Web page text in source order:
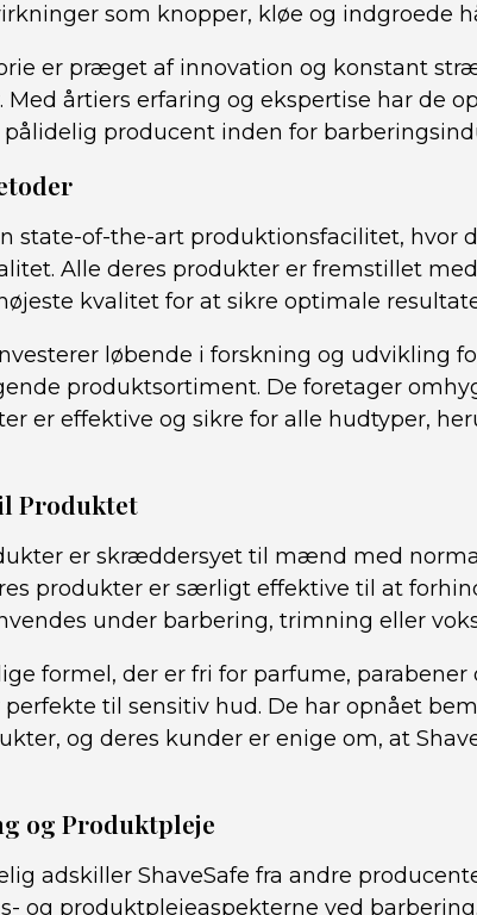
som knopper, kløe og indgroede
er præget af innovation og konstant
Med årtiers erfaring og ekspertise har de
producent inden for
state-of-the-art produktionsfacilitet,
Alle deres produkter er fremstillet
kvalitet for at sikre optimale
løbende i forskning og udvikling
produktsortiment. De foretager
er effektive og sikre for alle hudtyper,
Produktet
er skræddersyet til mænd med
produkter er særligt effektive til at
under barbering, trimning eller
formel, der er fri for parfume, parabener
til sensitiv hud. De har opnået
og deres kunder er enige om, at
og Produktpleje
adskiller ShaveSafe fra andre
og produktplejeaspekterne ved